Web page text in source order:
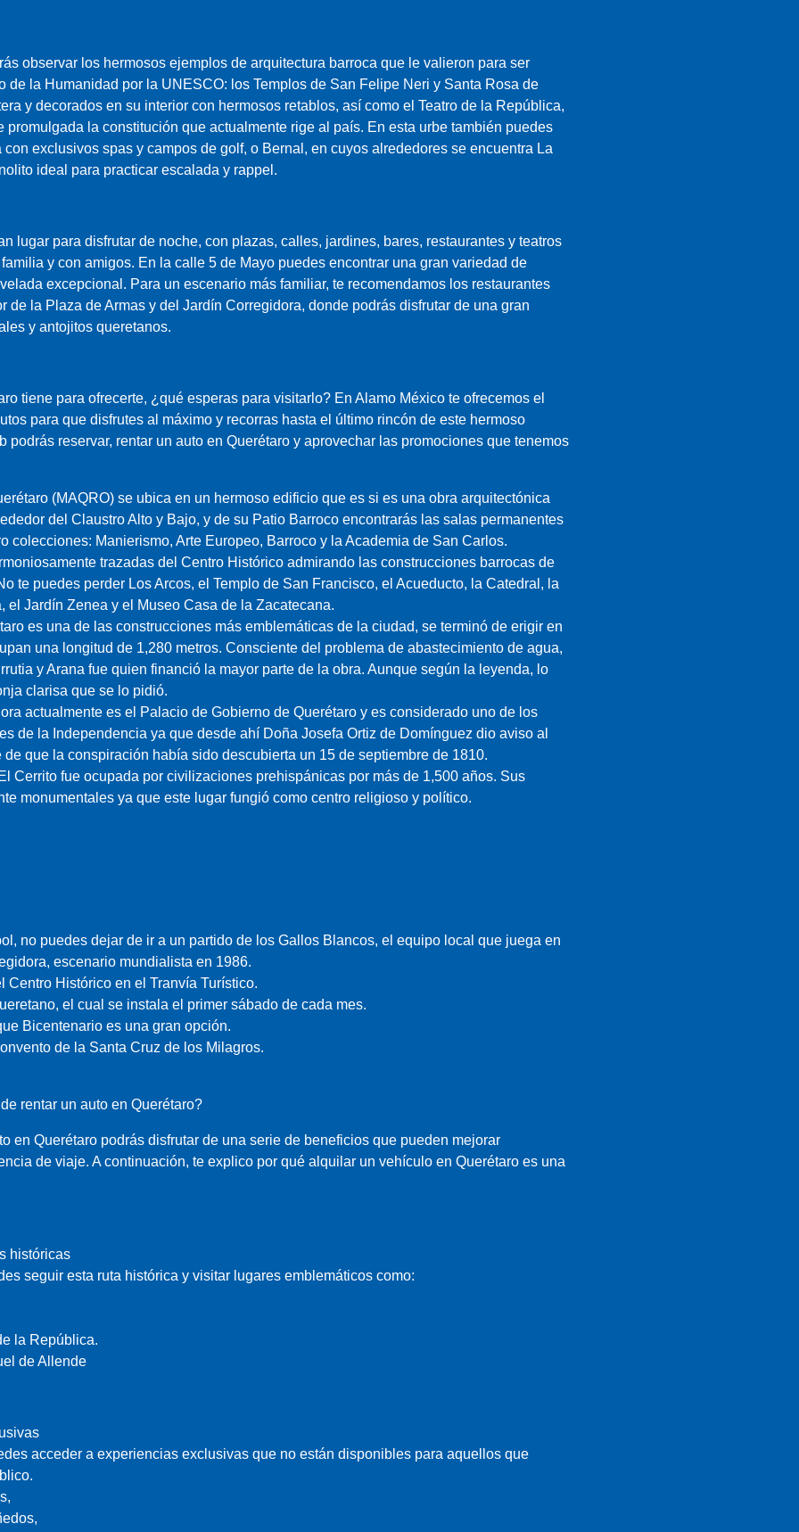
observar los hermosos ejemplos de arquitectura barroca que le valieron para ser
de la Humanidad por la UNESCO: los Templos de San Felipe Neri y Santa Rosa de
y decorados en su interior con hermosos retablos, así como el Teatro de la República,
promulgada la constitución que actualmente rige al país. En esta urbe también puedes
exclusivos spas y campos de golf, o Bernal, en cuyos alrededores se encuentra La
ideal para practicar escalada y rappel.
lugar para disfrutar de noche, con plazas, calles, jardines, bares, restaurantes y teatros
y con amigos. En la calle 5 de Mayo puedes encontrar una gran variedad de
excepcional. Para un escenario más familiar, te recomendamos los restaurantes
de la Plaza de Armas y del Jardín Corregidora, donde podrás disfrutar de una gran
y antojitos queretanos.
tiene para ofrecerte, ¿qué esperas para visitarlo? En Alamo México te ofrecemos el
para que disfrutes al máximo y recorras hasta el último rincón de este hermoso
podrás reservar, rentar un auto en Querétaro y aprovechar las promociones que tenemos
(MAQRO) se ubica en un hermoso edificio que es si es una obra arquitectónica
del Claustro Alto y Bajo, y de su Patio Barroco encontrarás las salas permanentes
colecciones: Manierismo, Arte Europeo, Barroco y la Academia de San Carlos.
trazadas del Centro Histórico admirando las construcciones barrocas de
te puedes perder Los Arcos, el Templo de San Francisco, el Acueducto, la Catedral, la
el Jardín Zenea y el Museo Casa de la Zacatecana.
es una de las construcciones más emblemáticas de la ciudad, se terminó de erigir en
una longitud de 1,280 metros. Consciente del problema de abastecimiento de agua,
y Arana fue quien financió la mayor parte de la obra. Aunque según la leyenda, lo
clarisa que se lo pidió.
actualmente es el Palacio de Gobierno de Querétaro y es considerado uno de los
de la Independencia ya que desde ahí Doña Josefa Ortiz de Domínguez dio aviso al
que la conspiración había sido descubierta un 15 de septiembre de 1810.
Cerrito fue ocupada por civilizaciones prehispánicas por más de 1,500 años. Sus
monumentales ya que este lugar fungió como centro religioso y político.
no puedes dejar de ir a un partido de los Gallos Blancos, el equipo local que juega en
escenario mundialista en 1986.
Centro Histórico en el Tranvía Turístico.
el cual se instala el primer sábado de cada mes.
Bicentenario es una gran opción.
de la Santa Cruz de los Milagros.
rentar un auto en Querétaro?
en Querétaro podrás disfrutar de una serie de beneficios que pueden mejorar
de viaje. A continuación, te explico por qué alquilar un vehículo en Querétaro es una
históricas
seguir esta ruta histórica y visitar lugares emblemáticos como:
la República.
de Allende
acceder a experiencias exclusivas que no están disponibles para aquellos que